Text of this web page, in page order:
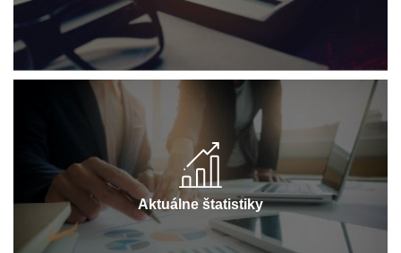
Aktuálne štatistiky